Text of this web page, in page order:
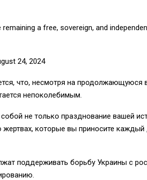
a free, sovereign, and
24, 2024
что, несмотря на продолжающуюся
непоколебимым.
не только празднование вашей
жертвах, которые вы приносите
поддерживать борьбу Украины с